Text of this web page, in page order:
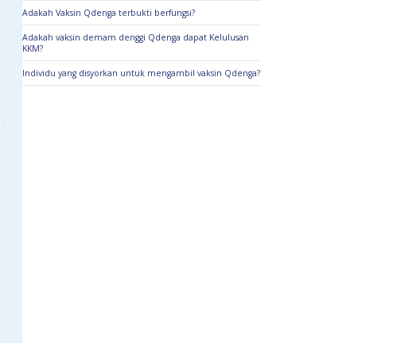
Adakah Vaksin Qdenga terbukti berfungsi?
Adakah vaksin demam denggi Qdenga dapat Kelulusan
KKM?
Individu yang disyorkan untuk mengambil vaksin Qdenga?